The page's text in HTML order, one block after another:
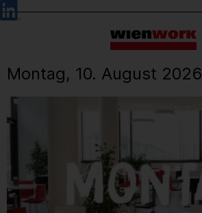
Barrierefreie
Bedienung
Sprachauswahl
Montag, 10. August 2026